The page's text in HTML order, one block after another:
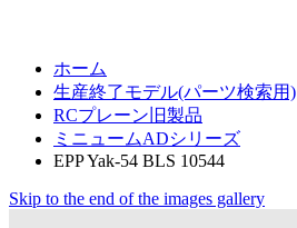
ホーム
生産終了モデル(パーツ検索用)
RCプレーン旧製品
ミニュームADシリーズ
EPP Yak-54 BLS 10544
Skip to the end of the images gallery